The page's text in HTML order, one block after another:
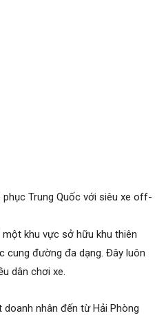
phục Trung Quốc với siêu xe off-
khu vực sở hữu khu thiên
cung đường đa dạng. Đây luôn
dân chơi xe.
nhân đến từ Hải Phòng